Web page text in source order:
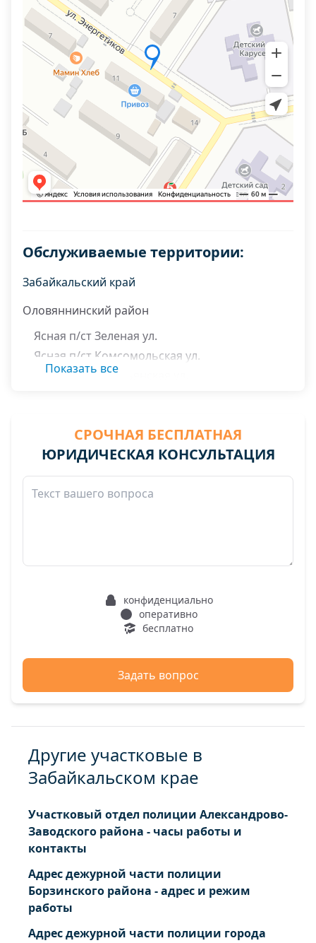
Обслуживаемые территории:
Забайкальский край
Оловяннинский район
Ясная п/ст Зеленая ул.
Ясная п/ст Комсомольская ул.
Ясная п/ст Крестьянская ул.
Ясная п/ст Подгорная ул.
Показать все
СРОЧНАЯ БЕСПЛАТНАЯ
ЮРИДИЧЕСКАЯ КОНСУЛЬТАЦИЯ
конфиденциально
оперативно
бесплатно
Задать вопрос
Другие участковые в
Забайкальском крае
Участковый отдел полиции Александрово-
Заводского района - часы работы и
контакты
Адрес дежурной части полиции
Борзинского района - адрес и режим
работы
Адрес дежурной части полиции города